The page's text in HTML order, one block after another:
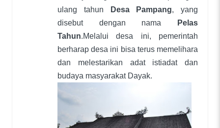
ulang tahun
Desa Pampang, yang
disebut dengan nama
Pelas
Tahun.Melalui desa ini, pemerintah
berharap desa ini bisa terus memelihara
dan melestarikan adat istiadat dan
budaya masyarakat Dayak.